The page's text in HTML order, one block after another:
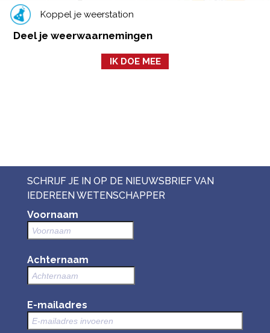
Koppel je weerstation
Deel je weerwaarnemingen
IK DOE MEE
SCHRIJF JE IN OP DE NIEUWSBRIEF VAN
IEDEREEN WETENSCHAPPER
Voornaam
Achternaam
E-mailadres